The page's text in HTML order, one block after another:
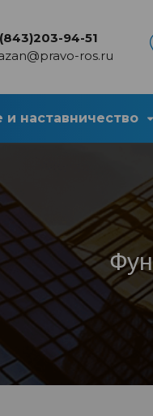
94-51
ros.ru
наставничество